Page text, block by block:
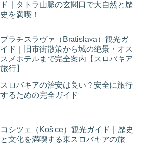
ド｜タトラ山脈の玄関口で大自然と歴
史を満喫！
ブラチスラヴァ（Bratislava）観光ガ
イド｜旧市街散策から城の絶景・オス
スメホテルまで完全案内【スロバキア
旅行】
スロバキアの治安は良い？安全に旅行
するための完全ガイド
コシツェ（Košice）観光ガイド｜歴史
と文化を満喫する東スロバキアの旅